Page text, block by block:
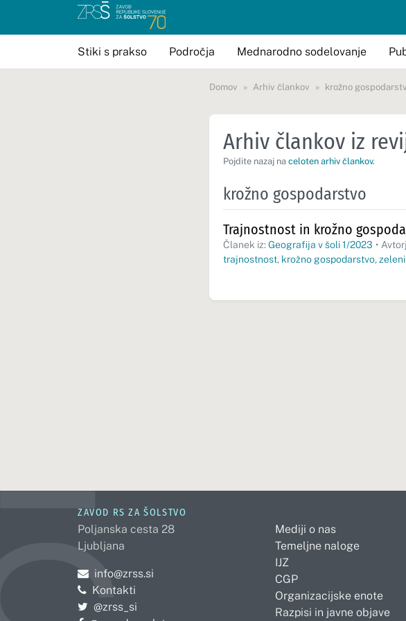
Stiki s prakso Področja Mednarodno sodelovanje
Domov Arhiv člankov krožno
Arhiv člankov iz
Pojdite nazaj na celoten arhiv člankov.
krožno gospodarstvo
Trajnostnost in krožno
Članek iz: Geografija v šoli 1/2023 •
trajnostnost, krožno gospodarstvo,
ZAVOD RS ZA ŠOLSTVO
Poljanska cesta 28
Ljubljana
Pošljite e-mail na
info@zrss.si
Kontakti
Pojdite na Twitter:
@zrss_si
Mediji o nas
Temeljne naloge
IJZ
CGP
Organizacijske enote
Razpisi in javne objave